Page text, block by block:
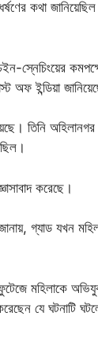
কথা
স্নেচিংয়ের
ইন্ডিয়া
তিনি
করেছে।
গ্যাড যখন
মহিলাকে
যে ঘটনাটি